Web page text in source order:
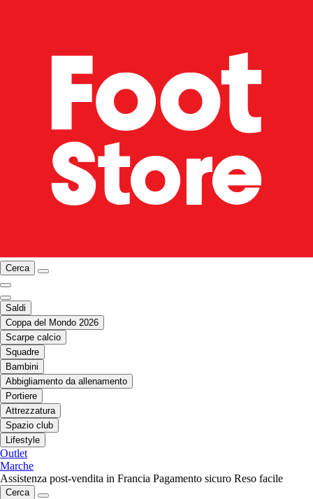
Cerca
Saldi
Coppa del Mondo 2026
Scarpe calcio
Squadre
Bambini
Abbigliamento da allenamento
Portiere
Attrezzatura
Spazio club
Lifestyle
Outlet
Marche
Assistenza post-vendita in Francia Pagamento sicuro Reso facile
Cerca